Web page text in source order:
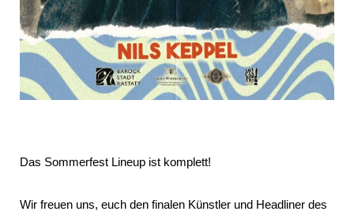
Das Sommerfest Lineup ist komplett!
Wir freuen uns, euch den finalen Künstler und Headliner des